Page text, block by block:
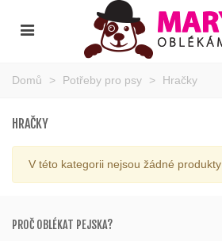
Domů > Potřeby pro psy > Hračky
HRAČKY
V této kategorii nejsou žádné produkty
PROČ OBLÉKAT PEJSKA?